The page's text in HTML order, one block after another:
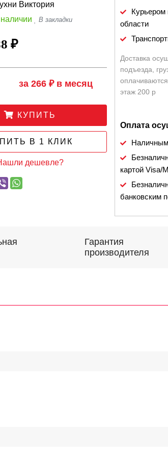
Виктория
₽
за 266 ₽ в месяц
КУПИТЬ
В 1 КЛИК
дешевле?
области
Доставка
подъезда,
этаж 200 р
Оплата
картой Visa/
банковским
Гарантия
производителя